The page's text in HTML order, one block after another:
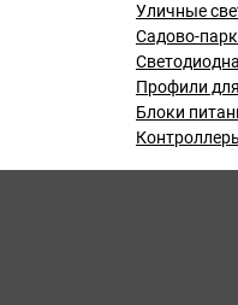
Уличные
Садово-
Профили
Блоки